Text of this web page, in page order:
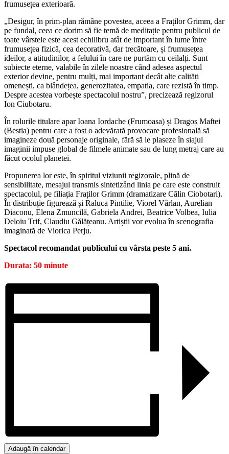
frumusețea exterioară.
„Desigur, în prim-plan rămâne povestea, aceea a Fraților Grimm, dar
pe fundal, ceea ce dorim să fie temă de meditație pentru publicul de
toate vârstele este acest echilibru atât de important în lume între
frumusețea fizică, cea decorativă, dar trecătoare, și frumusețea
ideilor, a atitudinilor, a felului în care ne purtăm cu ceilalți. Sunt
subiecte eterne, valabile în zilele noastre când adesea aspectul
exterior devine, pentru mulți, mai important decât alte calități
omenești, ca blândețea, generozitatea, empatia, care rezistă în timp.
Despre acestea vorbește spectacolul nostru”, precizează regizorul
Ion Ciubotaru.
În rolurile titulare apar Ioana Iordache (Frumoasa) și Dragoș Maftei
(Bestia) pentru care a fost o adevărată provocare profesională să
imagineze două personaje originale, fără să le plaseze în siajul
imaginii impuse global de filmele animate sau de lung metraj care au
făcut ocolul planetei.
Propunerea lor este, în spiritul viziunii regizorale, plină de
sensibilitate, mesajul transmis sintetizând linia pe care este construit
spectacolul, pe filiația Fraților Grimm (dramatizare Călin Ciobotari).
În distribuție figurează și Raluca Pintilie, Viorel Vârlan, Aurelian
Diaconu, Elena Zmuncilă, Gabriela Andrei, Beatrice Volbea, Iulia
Deloiu Trif, Claudiu Gălățeanu. Artiștii vor evolua în scenografia
imaginată de Viorica Perju.
Spectacol recomandat publicului cu vârsta peste 5 ani.
Durata: 50 minute
Adaugă în calendar